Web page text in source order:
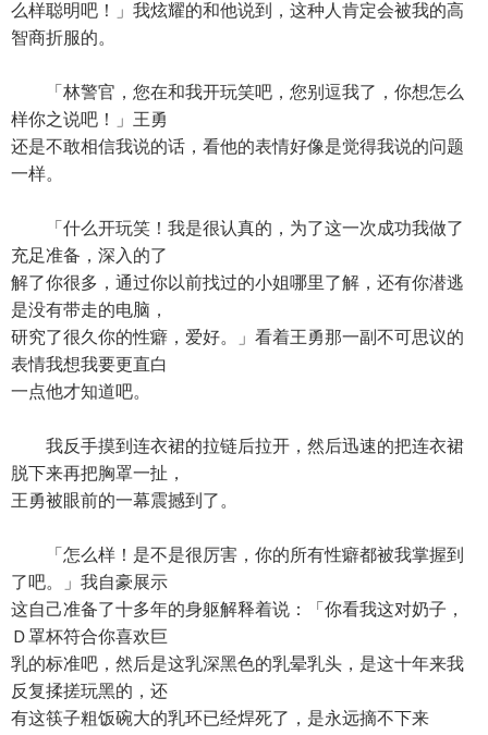
么样聪明吧！」我炫耀的和他说到，这种人肯定会被我的高
智商折服的。
「林警官，您在和我开玩笑吧，您别逗我了，你想怎么
样你之说吧！」王勇
还是不敢相信我说的话，看他的表情好像是觉得我说的问题
一样。
「什么开玩笑！我是很认真的，为了这一次成功我做了
充足准备，深入的了
解了你很多，通过你以前找过的小姐哪里了解，还有你潜逃
是没有带走的电脑，
研究了很久你的性癖，爱好。」看着王勇那一副不可思议的
表情我想我要更直白
一点他才知道吧。
我反手摸到连衣裙的拉链后拉开，然后迅速的把连衣裙
脱下来再把胸罩一扯，
王勇被眼前的一幕震撼到了。
「怎么样！是不是很厉害，你的所有性癖都被我掌握到
了吧。」我自豪展示
这自己准备了十多年的身躯解释着说：「你看我这对奶子，
Ｄ罩杯符合你喜欢巨
乳的标准吧，然后是这乳深黑色的乳晕乳头，是这十年来我
反复揉搓玩黑的，还
有这筷子粗饭碗大的乳环已经焊死了，是永远摘不下来